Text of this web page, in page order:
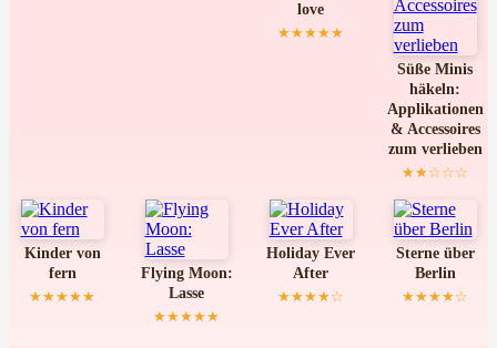
love
★★★★★
Süße Minis
häkeln:
Applikationen
& Accessoires
zum verlieben
★★☆☆☆
Kinder von
fern
★★★★★
Flying Moon:
Lasse
★★★★★
Holiday Ever
After
★★★★☆
Sterne über
Berlin
★★★★☆